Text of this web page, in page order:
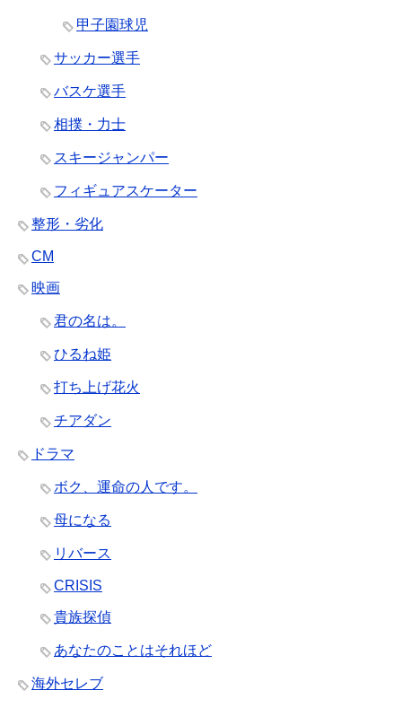
甲子園球児
サッカー選手
バスケ選手
相撲・力士
スキージャンパー
フィギュアスケーター
整形・劣化
CM
映画
君の名は。
ひるね姫
打ち上げ花火
チアダン
ドラマ
ボク、運命の人です。
母になる
リバース
CRISIS
貴族探偵
あなたのことはそれほど
海外セレブ